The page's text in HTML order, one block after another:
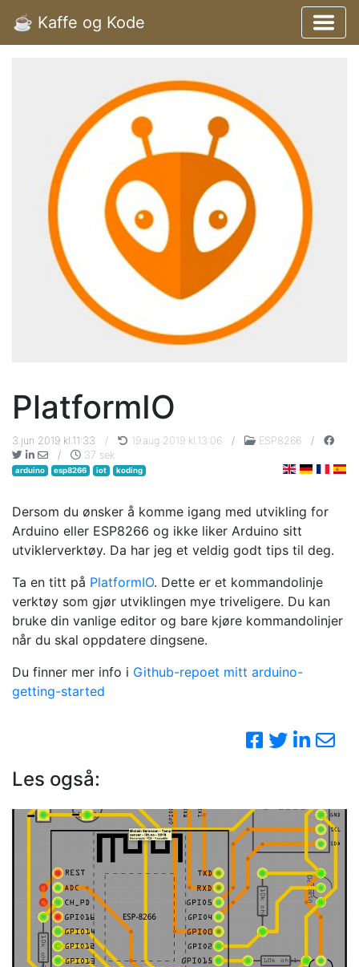
☕️ Kaffe og Kode
PlatformIO
3.jun 2019 kl.11:33 / 19.aug 2019 kl.13:06 / ESP8266
/
/
37 sek
arduino esp8266 iot koding
Dersom du ønsker å komme igang med utvikling for
Arduino eller ESP8266 og ikke liker Arduino sitt
utviklerverktøy. Da har jeg et veldig godt tips til deg.
Ta en titt på PlatformIO. Dette er et kommandolinje
verktøy som gjør utviklingen mye triveligere. Du kan
bruke din vanlige editor og bare kjøre kommandolinjer
når du skal oppdatere dingsene.
Du finner mer info i Github-repoet mitt arduino-
getting-started
Les også: